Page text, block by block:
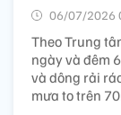
06/07/2026
Theo Trung
ngày và đêm
và dông rải
mưa to trên